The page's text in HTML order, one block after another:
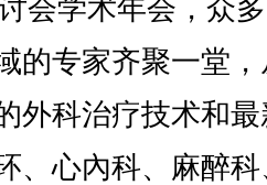
会学术年会，众
的专家齐聚一堂
外科治疗技术和
、心內科、麻醉